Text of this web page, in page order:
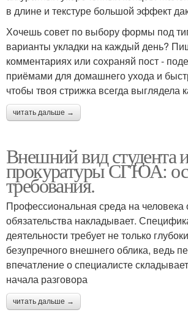
в длине и текстуре большой эффект
Хочешь совет по выбору формы под
варианты укладки на каждый день?
комментариях или сохраняй пост -
приёмами для домашнего ухода и
чтобы твоя стрижка всегда выглядела
читать дальше →
Внешний вид студента
прокуратуры СГЮА:
требования.
Профессиональная среда на
обязательства накладывает.
деятельности требует не только
безупречного внешнего облика, ведь
впечатление о специалисте
начала разговора
читать дальше →